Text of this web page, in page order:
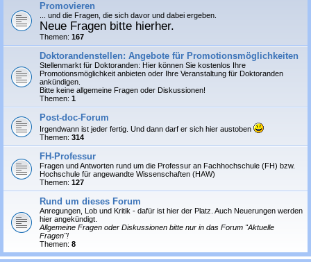
Promovieren
... und die Fragen, die sich davor und dabei ergeben.
Neue Fragen bitte hierher.
Themen: 167
Doktorandenstellen: Angebote für Promotionsmöglichkeiten
Stellenmarkt für Doktoranden: Hier können Sie kostenlos Ihre
Promotionsmöglichkeit anbieten oder Ihre Veranstaltung für Doktoranden
ankündigen.
Bitte keine allgemeine Fragen oder Diskussionen!
Themen: 1
Post-doc-Forum
Irgendwann ist jeder fertig. Und dann darf er sich hier austoben
Themen: 314
FH-Professur
Fragen und Antworten rund um die Professur an Fachhochschule (FH) bzw.
Hochschule für angewandte Wissenschaften (HAW)
Themen: 127
Rund um dieses Forum
Anregungen, Lob und Kritik - dafür ist hier der Platz. Auch Neuerungen werden
hier angekündigt.
Allgemeine Fragen oder Diskussionen bitte nur in das Forum "Aktuelle
Fragen"!
Themen: 8